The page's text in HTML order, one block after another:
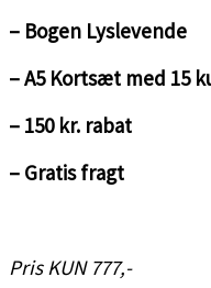
– Bogen Lyslevende
– A5 Kortsæt med 15
– 150 kr. rabat
– Gratis fragt
Pris KUN 777,-